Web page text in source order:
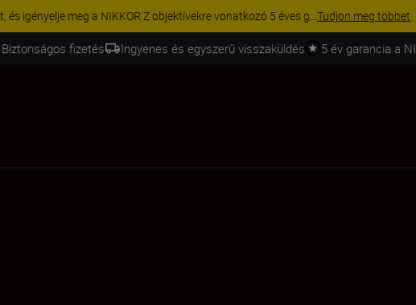
kedvezmény kiválasztott kiegészítőkre – egészítse ki még ma a fe...Vásároljon most
Biztonságos fizetés Ingyenes és egyszerű visszaküldés 5 év garancia a